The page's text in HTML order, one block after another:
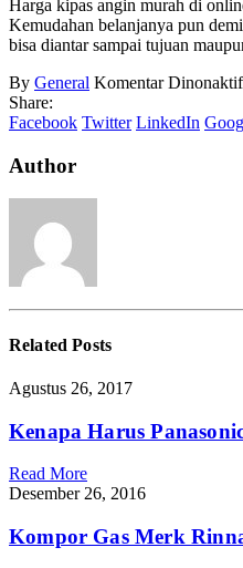
Harga kipas angin murah di
Kemudahan belanjanya pun
bisa diantar sampai tujuan
By General Komentar
Share:
Facebook Twitter LinkedIn
Author
RelatedPosts
Agustus 26, 2017
Kenapa Harus
Read More
Desember 26, 2016
Kompor Gas Merk